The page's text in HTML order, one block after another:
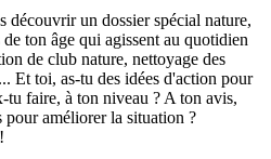
découvrir un dossier spécial nature,
ton âge qui agissent au quotidien
de club nature, nettoyage des
Et toi, as-tu des idées d'action pour
tu faire, à ton niveau ? A ton avis,
pour améliorer la situation ?